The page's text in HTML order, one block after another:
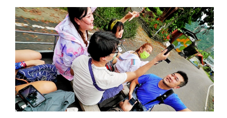
島
潛
水
考
證
照
心
得
｜
PADI
Open
Water